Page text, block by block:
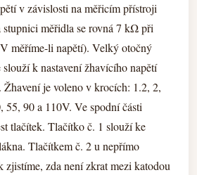
v závislosti na měřicím přístroji
měřidla se rovná 7 kΩ při
měříme-li napětí). Velký otočný
k nastavení žhavícího napětí
Žhavení je voleno v krocích: 1.2, 2,
55, 90 a 110V. Ve spodní části
tlačítek. Tlačítko č. 1 slouží ke
Tlačítkem č. 2 u nepřímo
zjistíme, zda není zkrat mezi katodou